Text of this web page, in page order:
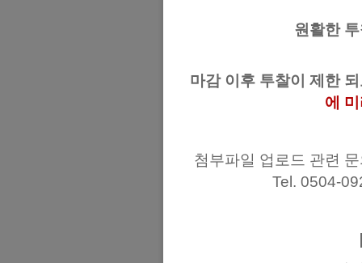
원활한
마감 이후 투찰이 제한
에
첨부파일 업로드 관련
Tel. 0504-